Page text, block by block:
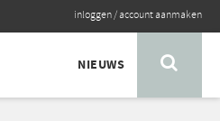
inloggen/account aanmaken
NIEUWS